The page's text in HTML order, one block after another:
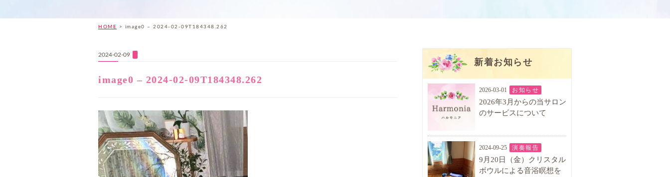
HOME > image0 – 2024-02-09T184348.262
2024-02-09
image0 – 2024-02-09T184348.262
新着お知らせ
2026-03-01 お知らせ
2026年3月からの当サロン
のサービスについて
2024-09-25 演奏報告
9月20日（金）クリスタル
ボウルによる音浴瞑想を